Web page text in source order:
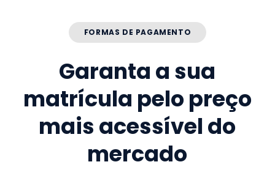
FORMAS DE PAGAMENTO
Garanta a sua
matrícula pelo preço
mais acessível do
mercado